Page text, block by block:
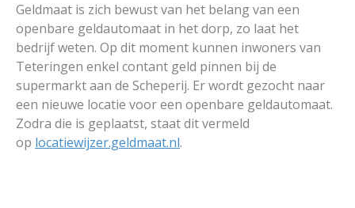
Geldmaat is zich bewust van het belang van een
openbare geldautomaat in het dorp, zo laat het
bedrijf weten. Op dit moment kunnen inwoners van
Teteringen enkel contant geld pinnen bij de
supermarkt aan de Scheperij. Er wordt gezocht naar
een nieuwe locatie voor een openbare geldautomaat.
Zodra die is geplaatst, staat dit vermeld
op locatiewijzer.geldmaat.nl.